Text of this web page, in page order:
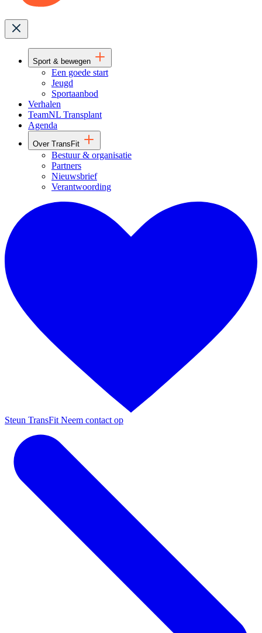
Sport & bewegen
Een goede start
Jeugd
Sportaanbod
Verhalen
TeamNL Transplant
Agenda
Over TransFit
Bestuur & organisatie
Partners
Nieuwsbrief
Verantwoording
Steun TransFit Neem contact op